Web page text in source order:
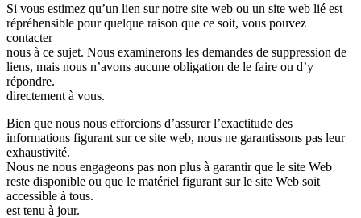
Si vous estimez qu’un lien sur notre site web ou un site web lié est
répréhensible pour quelque raison que ce soit, vous pouvez
contacter
nous à ce sujet. Nous examinerons les demandes de suppression de
liens, mais nous n’avons aucune obligation de le faire ou d’y
répondre.
directement à vous.
Bien que nous nous efforcions d’assurer l’exactitude des
informations figurant sur ce site web, nous ne garantissons pas leur
exhaustivité.
Nous ne nous engageons pas non plus à garantir que le site Web
reste disponible ou que le matériel figurant sur le site Web soit
accessible à tous.
est tenu à jour.